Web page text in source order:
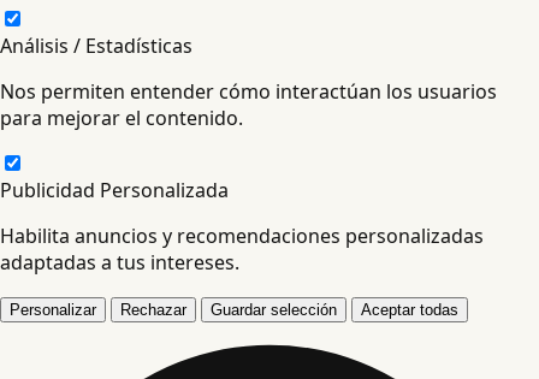
Análisis / Estadísticas
Nos permiten entender cómo interactúan los usuarios
para mejorar el contenido.
Publicidad Personalizada
Habilita anuncios y recomendaciones personalizadas
adaptadas a tus intereses.
Personalizar Rechazar Guardar selección Aceptar todas